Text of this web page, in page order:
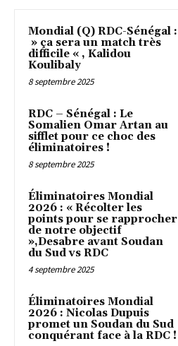
Mondial (Q) RDC-Sénégal :
» ça sera un match très
difficile « , Kalidou
Koulibaly
8 septembre 2025
RDC – Sénégal : Le
Somalien Omar Artan au
sifflet pour ce choc des
éliminatoires !
8 septembre 2025
Éliminatoires Mondial
2026 : « Récolter les
points pour se rapprocher
de notre objectif
»,Desabre avant Soudan
du Sud vs RDC
4 septembre 2025
Éliminatoires Mondial
2026 : Nicolas Dupuis
promet un Soudan du Sud
conquérant face à la RDC !